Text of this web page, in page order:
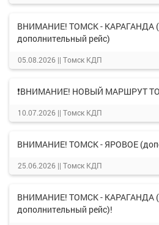
ВНИМАНИЕ! ТОМСК - КАРАГАНДА
дополнительный рейс)
05.08.2026 || Томск КДП
❗ВНИМАНИЕ! НОВЫЙ МАРШРУТ
10.07.2026 || Томск КДП
ВНИМАНИЕ! ТОМСК - ЯРОВОЕ
25.06.2026 || Томск КДП
ВНИМАНИЕ! ТОМСК - КАРАГАНДА
дополнительный рейс)!